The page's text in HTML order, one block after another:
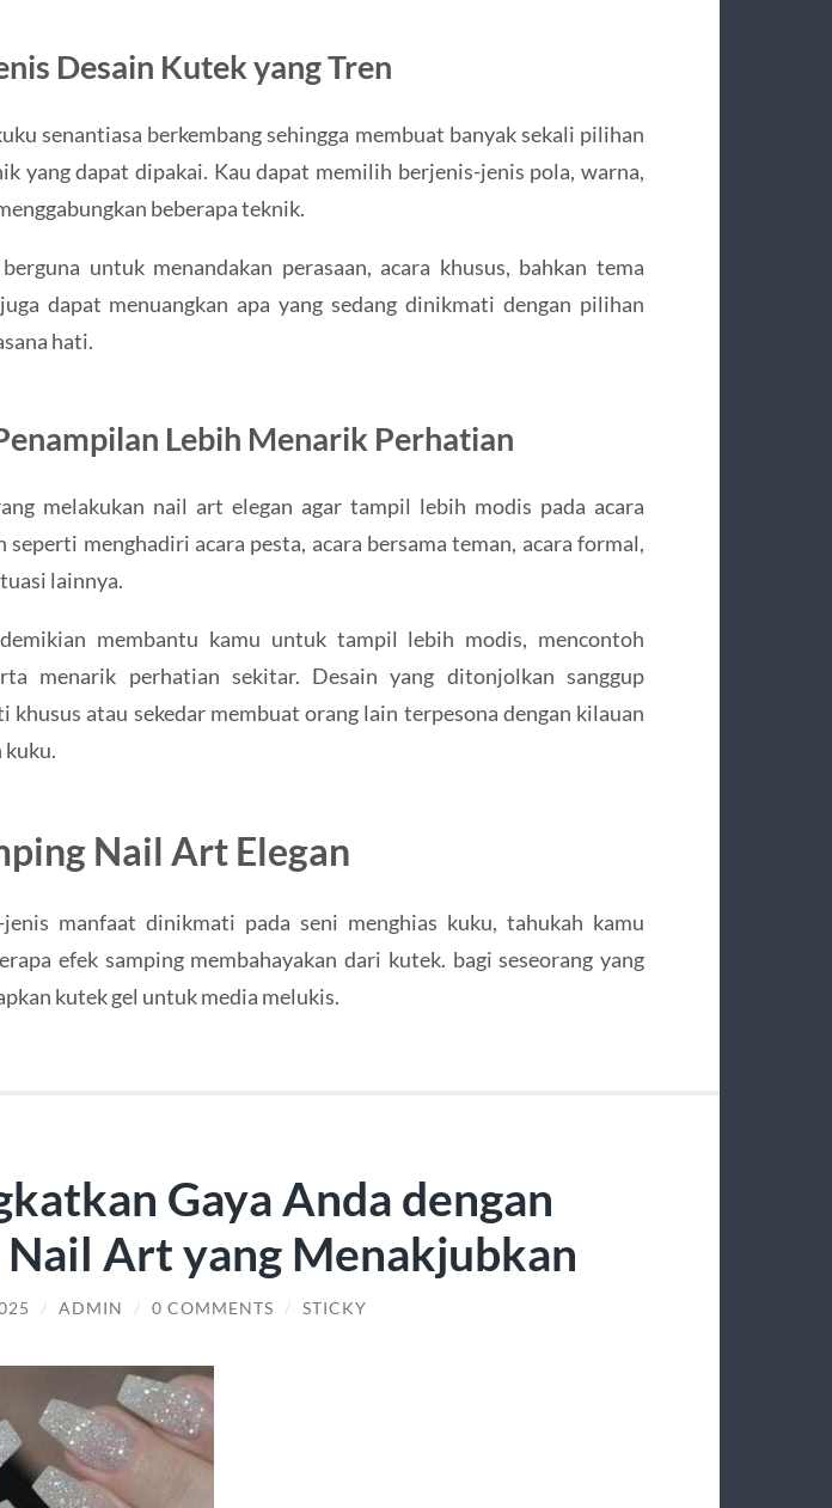
Desain Kutek yang Tren
senantiasa berkembang sehingga membuat banyak sekali pilihan
yang dapat dipakai. Kau dapat memilih berjenis-jenis pola, warna,
beberapa teknik.
untuk menandakan perasaan, acara khusus, bahkan tema
dapat menuangkan apa yang sedang dinikmati dengan pilihan
hati.
Lebih Menarik Perhatian
melakukan nail art elegan agar tampil lebih modis pada acara
seperti menghadiri acara pesta, acara bersama teman, acara formal,
lainnya.
membantu kamu untuk tampil lebih modis, mencontoh
menarik perhatian sekitar. Desain yang ditonjolkan sanggup
khusus atau sekedar membuat orang lain terpesona dengan kilauan
kuku.
Nail Art Elegan
jenis manfaat dinikmati pada seni menghias kuku, tahukah kamu
efek samping membahayakan dari kutek. bagi seseorang yang
kutek gel untuk media melukis.
Gaya Anda dengan
Nail Art yang Menakjubkan
/ ADMIN / 0 COMMENTS / STICKY